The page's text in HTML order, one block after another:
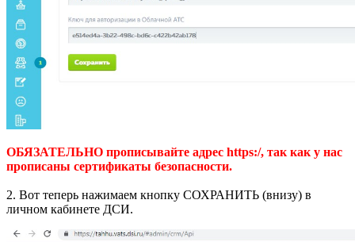
ОБЯЗАТЕЛЬНО прописывайте адрес https:/, так как у нас
прописаны сертификаты безопасности.
2. Вот теперь нажимаем кнопку СОХРАНИТЬ (внизу) в
личном кабинете ДСИ.